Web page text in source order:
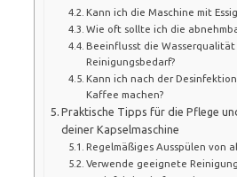
Kann ich die Maschine mit
Wie oft sollte ich die
Beeinflusst die Wasserqualität
Reinigungsbedarf?
Kann ich nach der
Kaffee machen?
Praktische Tipps für die Pflege
deiner Kapselmaschine
Regelmäßiges Ausspülen von
Verwende geeignete